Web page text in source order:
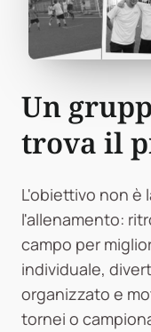
Un
trova il
L'obiettivo non è
l'allenamento:
campo per
individuale,
organizzato e
tornei o